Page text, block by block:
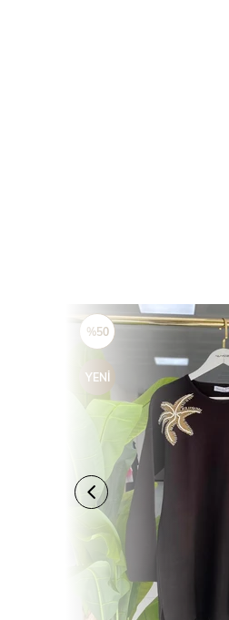
%50
YENI
ÜRÜN